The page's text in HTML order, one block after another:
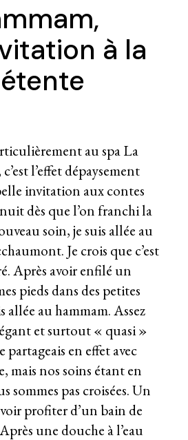
à la
au spa La
l’effet dépaysement
invitation aux contes
dès que l’on franchi la
soin, je suis allée au
Je crois que c’est
Après avoir enfilé un
pieds dans des petites
allée au hammam. Assez
et surtout « quasi »
partageais en effet avec
mais nos soins étant en
sommes pas croisées. Un
profiter d’un bain de
une douche à l’eau